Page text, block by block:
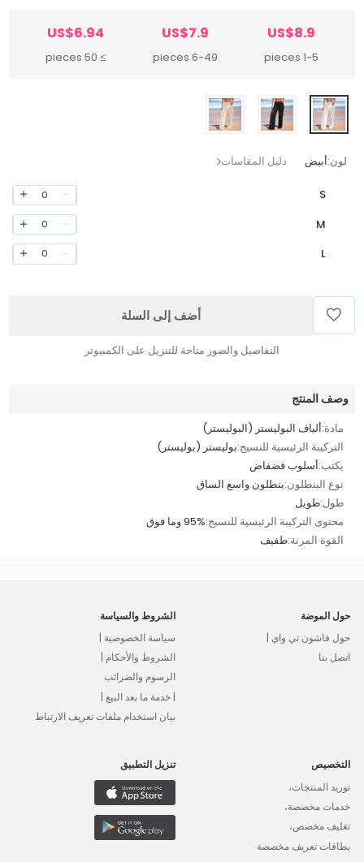
US$8.9
1-5 pieces
US$7.9
6-49 pieces
US$6.94
≥ 50 pieces
لون:أبيض دليل المقاسات
S
0
M
0
L
0
أضف إلى السلة
التفاصيل والصور متاحة للتنزيل على الكمبيوتر
وصف المنتج
مادة:ألياف البوليستر (البوليستر)
التركيبة الرئيسية للنسيج:بوليستر (بوليستر)
يكتب:أسلوب فضفاض
نوع البنطلون:بنطلون واسع الساق
طول:طويل
محتوى التركيبة الرئيسية للنسيج:95% وما فوق
القوة المرنة:طفيف
حول الموضة
حول فاشون تي واي |
اتصل بنا
الشروط والسياسة
سياسة الخصوصية |
الشروط والأحكام |
الرسوم والضرائب
| خدمة ما بعد البيع |
بيان استخدام ملفات تعريف الارتباط
التخصيص
توريد المنتجات،
خدمات مخصصة،
تغليف مخصص،
بطاقات تعريف مخصصة
تنزيل التطبيق